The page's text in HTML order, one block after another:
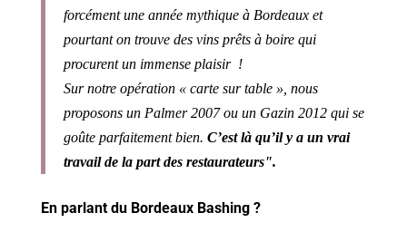
forcément une année mythique à Bordeaux et
pourtant on trouve des vins prêts à boire qui
procurent un immense plaisir !
Sur notre opération « carte sur table », nous
proposons un Palmer 2007 ou un Gazin 2012 qui se
goûte parfaitement bien. C’est là qu’il y a un vrai
travail de la part des restaurateurs".
En parlant du Bordeaux Bashing ?